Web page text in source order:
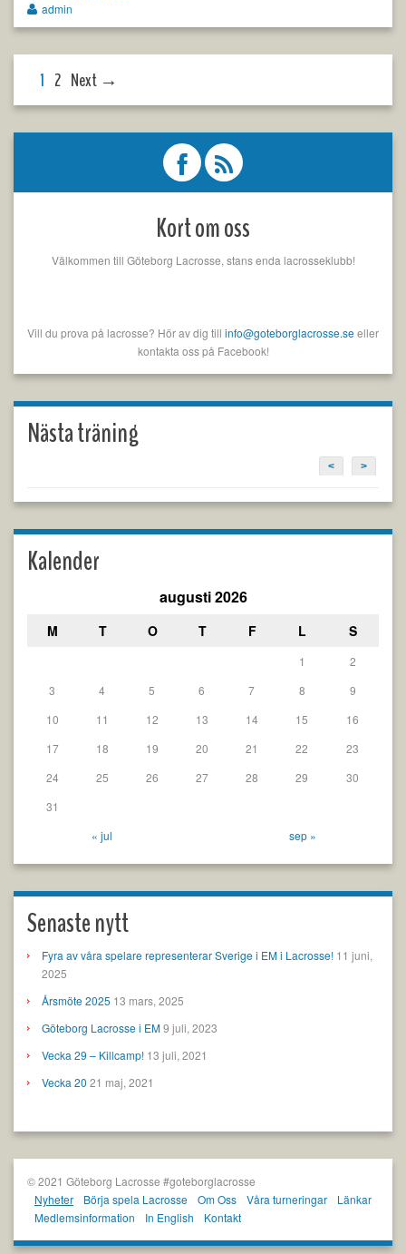
admin
1 2 Next →
Kort om oss
Välkommen till Göteborg Lacrosse, stans enda lacrosseklubb!
Vill du prova på lacrosse? Hör av dig till info@goteborglacrosse.seeller
kontakta oss på Facebook!
Nästa träning
< >
Kalender
augusti 2026
M T O T F L S
1
2
3
4 5 6 7 8
9
10
11 12 13 14 15
16
17
18 19 20 21 22
23
24
25 26 27 28 29
30
31
« jul
sep »
Senaste nytt
Fyra av våra spelare representerar Sverige i EM i Lacrosse! 11 juni,
2025
Årsmöte 2025 13 mars, 2025
Göteborg Lacrosse i EM9 juli, 2023
Vecka 29 – Killcamp! 13 juli, 2021
Vecka 20 21 maj, 2021
© 2021 Göteborg Lacrosse #goteborglacrosse
Nyheter
Börja spela Lacrosse Om Oss Våra turneringar
Länkar
Medlemsinformation
In English Kontakt